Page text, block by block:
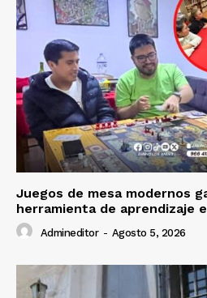
Juegos de mesa modernos
herramienta de aprendizaje
Admineditor - Agosto 5, 2026